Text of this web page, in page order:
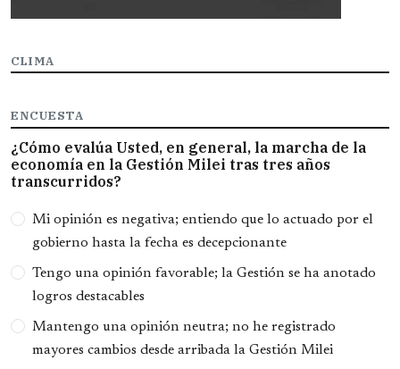
CLIMA
ENCUESTA
¿Cómo evalúa Usted, en general, la marcha de la
economía en la Gestión Milei tras tres años
transcurridos?
Opciones
Mi opinión es negativa; entiendo que lo actuado por el
gobierno hasta la fecha es decepcionante
Tengo una opinión favorable; la Gestión se ha anotado
logros destacables
Mantengo una opinión neutra; no he registrado
mayores cambios desde arribada la Gestión Milei